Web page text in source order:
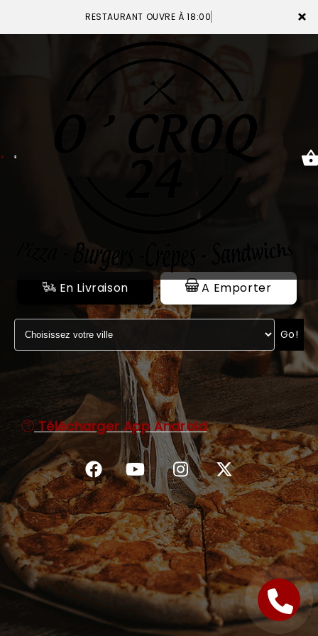
×
RESTAURANT OUVRE À 18:00
NOTRE RESTAURANT
VOS AVIS
MENTIONS LÉGALES
C.G.V
En Livraison A Emporter
Go!
Télécharger App Android